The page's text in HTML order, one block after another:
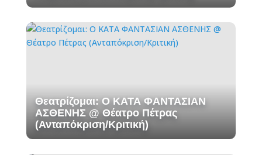
Θεατρίζομαι: Ο ΚΑΤΑ ΦΑΝΤΑΣΙΑΝ
ΑΣΘΕΝΗΣ @ Θέατρο Πέτρας
(Ανταπόκριση/Κριτική)